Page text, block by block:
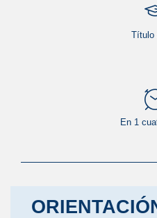
Título
En 1